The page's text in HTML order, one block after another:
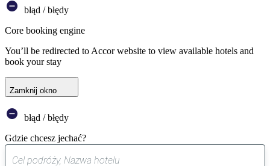
błąd / błędy
Core booking engine
You’ll be redirected to Accor website to view available hotels and
book your stay
Zamknij okno
błąd / błędy
Gdzie chcesz jechać?